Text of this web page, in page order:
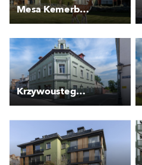
Mesa Kemerburgaz Houses
Krzywoustego 3 - Kamienica